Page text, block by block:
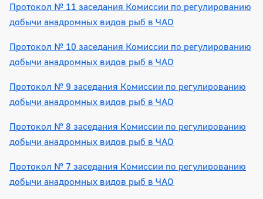
Протокол № 11 заседания Комиссии по регулированию
добычи анадромных видов рыб в ЧАО
Протокол № 10 заседания Комиссии по регулированию
добычи анадромных видов рыб в ЧАО
Протокол № 9 заседания Комиссии по регулированию
добычи анадромных видов рыб в ЧАО
Протокол № 8 заседания Комиссии по регулированию
добычи анадромных видов рыб в ЧАО
Протокол № 7 заседания Комиссии по регулированию
добычи анадромных видов рыб в ЧАО